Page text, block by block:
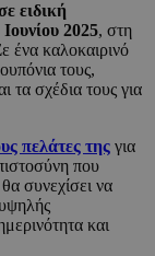
ειδική
2025, στη
ένα καλοκαιρινό
τους,
τα σχέδια τους για
πελάτες της για
που
συνεχίσει να
και